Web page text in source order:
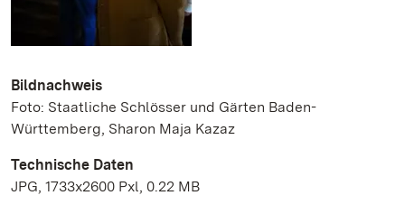
Bildnachweis
Foto: Staatliche Schlösser und Gärten Baden-
Württemberg, Sharon Maja Kazaz
Technische Daten
JPG, 1733x2600 Pxl, 0.22 MB